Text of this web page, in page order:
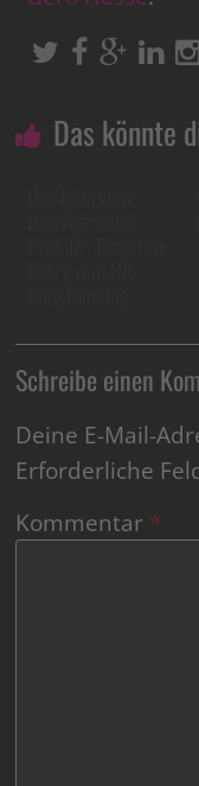
Das könnte
Schreibe einen
Deine E-Mail-
Erforderliche
Kommentar *